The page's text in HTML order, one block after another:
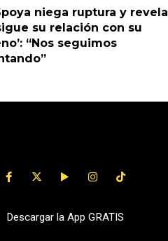
niega ruptura y revela
su relación con su
“Nos seguimos
Descargar la App GRATIS